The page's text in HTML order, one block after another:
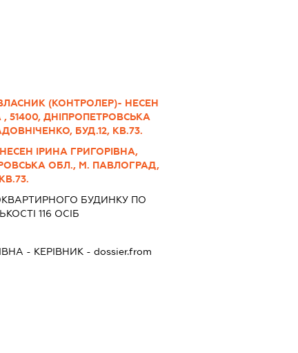
(КОНТРОЛЕР)- НЕСЕН
51400, ДНІПРОПЕТРОВСЬКА
БУД.12, КВ.73.
ІРИНА ГРИГОРІВНА,
ОБЛ., М. ПАВЛОГРАД,
БУДИНКУ ПО
116 ОСІБ
- КЕРІВНИК - dossier.from